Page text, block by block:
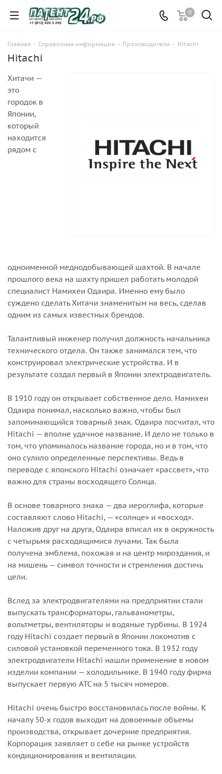
0
Главная - Справочная информация - Производители - Hitachi
Hitachi
Хитачи —
это
городок в
Японии,
который
находится
рядом с
одноименной меднодобывающей шахтой. В начале
прошлого века на шахту пришел работать молодой
специалист Намихеи Одаира. Именно ему было
суждено сделать Хитачи знаменитым на весь, сделав
одним из самых известных брендов.
Талантливый инженер получил должность начальника
технического отдела. Он также занимался тем, что
конструировал электрические устройства. И в
результате создал первый в Японии электродвигатель.
В 1910 году он открывает собственное дело. Намихеи
Одаира понимал, насколько важно, чтобы был
запоминающийся товарный знак. Одаира посчитал, что
Hitachi — вполне удачное название. И дело не только в
том, что упоминалось название города, но и в том, что
оно сулило определенные перспективы. Ведь в
переводе с японского Hitachi означает «рассвет», что
важно для страны восходящего Солнца.
В основе товарного знака — два иероглифа, которые
составляют слово Hitachi, — «солнце» и «восход».
Наложив друг на друга, Одаира вписал их в окружность
с четырьмя расходящимися лучами. Так была
получена эмблема, похожая и на центр мироздания, и
на мишень — символ точности и стремления достичь
цели.
Вслед за электродвигателями на предприятии стали
выпускать трансформаторы, гальванометры,
вольтметры, вентиляторы и водяные турбины. В 1924
году Hitachi создает первый в Японии локомотив с
силовой установкой переменного тока. В 1932 году
электродвигатели Hitachi нашли применение в новом
изделии компании — холодильнике. В 1940 году фирма
выпускает первую АТС на 5 тысяч номеров.
Hitachi очень быстро восстановилась после войны. К
началу 50-х годов выходит на довоенные объемы
производства, открывает дочерние предприятия.
Корпорация заявляет о себе на рынке устройств
кондиционирования и вентиляции.